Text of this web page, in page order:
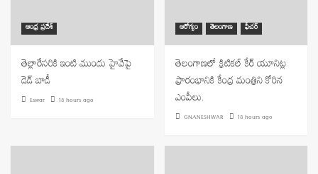
ఆంధ్ర ప్రదేశ్
తెల్లారేసరికి ఇంటి ముందు హైవేపై
డెడ్ బాడీ
Eswar 18 hours ago
ఆరోగ్యం తెలంగాణ ఫీచర్
తెలంగాణలో క్రిటికల్ కేర్ యూనిట్ల
ప్రారంభానికి కేంద్ర మంత్రిని కోరిన
ఎంపీలు.
GNANESHWAR 18 hours ago